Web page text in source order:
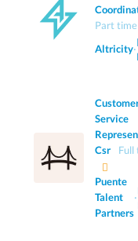
Part time
Altricity·
Service
Csr
Full
Puente
Talent
Partners
·